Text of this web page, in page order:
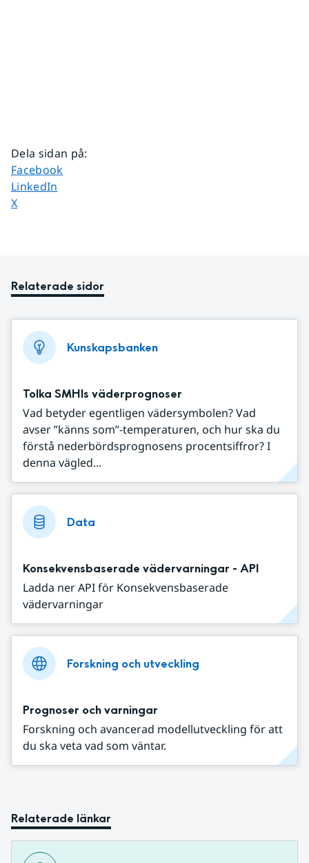
Dela sidan på:
Dela sidan på
Facebook
Dela sidan på
LinkedIn
Dela sidan på
X
Relaterade sidor
Kunskapsbanken
Tolka SMHIs väderprognoser
Vad betyder egentligen vädersymbolen? Vad
avser ”känns som”-temperaturen, och hur ska du
förstå nederbördsprognosens procentsiffror? I
denna vägled...
Data
Konsekvensbaserade vädervarningar - API
Ladda ner API för Konsekvensbaserade
vädervarningar
Forskning och utveckling
Prognoser och varningar
Forskning och avancerad modellutveckling för att
du ska veta vad som väntar.
Relaterade länkar